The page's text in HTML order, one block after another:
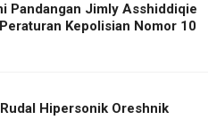
Pandangan Jimly Asshiddiqie
Kepolisian Nomor 10
Hipersonik Oreshnik